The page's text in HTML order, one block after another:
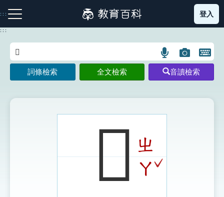
到
主
:::
注音索引圖示 筆畫索引圖示 部首索引表圖示
登入
:::
語
言
搜
示
圖
片
搜
開
鍵
圖
詞條檢索 全文檢索 音讀檢索
𤿪ㄓ
ㄚ ˇ